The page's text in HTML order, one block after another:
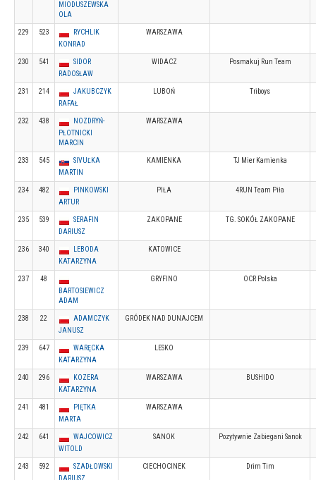
MIODUSZEWSKA
OLA
229 523
RYCHLIK
KONRAD
WARSZAWA
230 541
SIDOR
RADOSŁAW
WIDACZ Posmakuj Run Team
231 214
JAKUBCZYK
RAFAŁ
LUBOŃ Triboys
232 438
NOZDRYŃ-
PŁOTNICKI
MARCIN
WARSZAWA
233 545
SIVUĽKA
MARTIN
KAMIENKA TJ Mier Kamienka
234 482
PINKOWSKI
ARTUR
PIŁA 4RUN Team Piła
235 539
SERAFIN
DARIUSZ
ZAKOPANE TG. SOKÓŁ ZAKOPANE
236 340
LEBODA
KATARZYNA
KATOWICE
237
48
BARTOSIEWICZ
ADAM
GRYFINO OCR Polska
238 22
ADAMCZYK
JANUSZ
GRÓDEK NAD DUNAJCEM
239 647
WARĘCKA
KATARZYNA
LESKO
240 296
KOZERA
KATARZYNA
WARSZAWA BUSHIDO
241 481
PIĘTKA
MARTA
WARSZAWA
242 641
WAJCOWICZ
WITOLD
SANOK Pozytywnie Zabiegani Sanok
243 592
SZADŁOWSKI
DARIUSZ
CIECHOCINEK Drim Tim